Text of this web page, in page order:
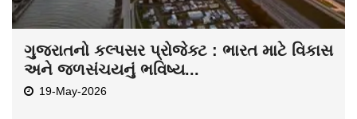
ગુજરાતનો કલ્પસર પ્રોજેક્ટ : ભારત માટે વિકાસ
અને જળસંચયનું ભવિષ્ય...
19-May-2026